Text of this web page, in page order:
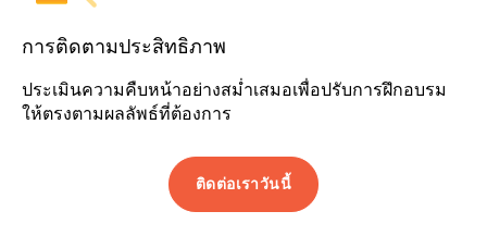
การติดตามประสิทธิภาพ
ประเมินความคืบหน้าอย่างสม่ำเสมอเพื่อปรับการฝึกอบรม
ให้ตรงตามผลลัพธ์ที่ต้องการ
ติดต่อเราวันนี้